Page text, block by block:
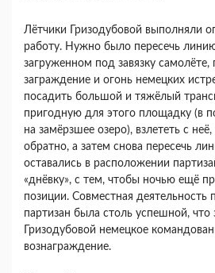
Лётчики Гризодубовой выполняли
работу. Нужно было пересечь
загруженном под завязку самолёте,
заграждение и огонь немецких
посадить большой и тяжёлый
пригодную для этого площадку (в
на замёрзшее озеро), взлететь с
обратно, а затем снова пересечь
оставались в расположении
«днёвку», с тем, чтобы ночью ещё
позиции. Совместная
партизан была столь успешной, что
Гризодубовой немецкое
вознаграждение.